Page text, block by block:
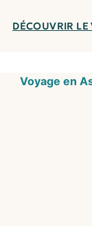
DÉCOUVRIR LE